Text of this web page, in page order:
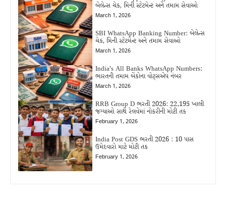
બેલેન્સ ચેક, મિની સ્ટેટમેન્ટ અને તમામ સેવાઓ
March 1, 2026
SBI WhatsApp Banking Number: બેલેન્સ
ચેક, મિની સ્ટેટમેન્ટ અને તમામ સેવાઓ
March 1, 2026
India’s All Banks WhatsApp Numbers:
ભારતની તમામ બેંકોના વોટ્સએપ નંબર
March 1, 2026
RRB Group D ભરતી 2026: 22,195 ખાલી
જગ્યાઓ સાથે રેલવેમાં નોકરીની મોટી તક
February 1, 2026
India Post GDS ભરતી 2026 : 10 પાસ
ઉમેદવારો માટે મોટી તક
February 1, 2026